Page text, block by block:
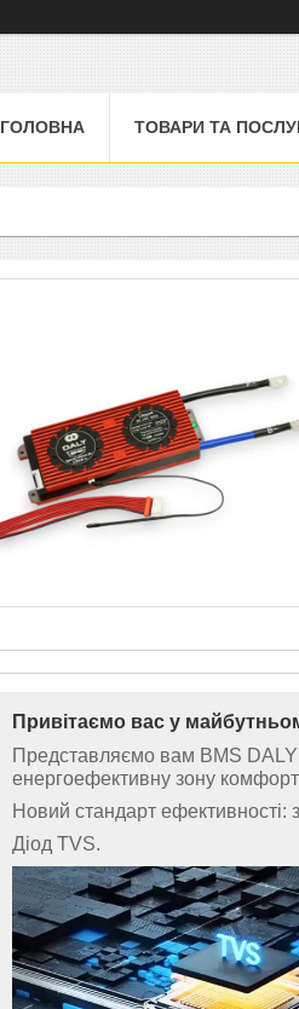
ГОЛОВНА ТОВАРИ ТА
Привітаємо вас у
Представляємо вам BMS
енергоефективну зону
Новий стандарт ефективності:
Діод TVS.